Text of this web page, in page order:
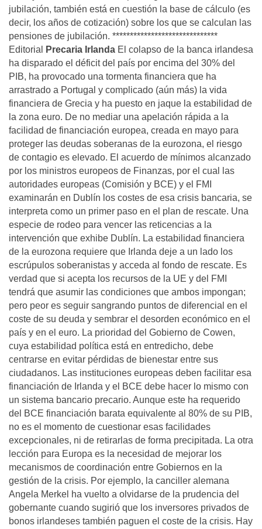
jubilación, también está en cuestión la base de cálculo (es
decir, los años de cotización) sobre los que se calculan las
pensiones de jubilación. ******************************
Editorial
Precaria Irlanda El colapso de la banca irlandesa
ha disparado el déficit del país por encima del 30% del
PIB, ha provocado una tormenta financiera que ha
arrastrado a Portugal y complicado (aún más) la vida
financiera de Grecia y ha puesto en jaque la estabilidad de
la zona euro. De no mediar una apelación rápida a la
facilidad de financiación europea, creada en mayo para
proteger las deudas soberanas de la eurozona, el riesgo
de contagio es elevado. El acuerdo de mínimos alcanzado
por los ministros europeos de Finanzas, por el cual las
autoridades europeas (Comisión y BCE) y el FMI
examinarán en Dublín los costes de esa crisis bancaria, se
interpreta como un primer paso en el plan de rescate. Una
especie de rodeo para vencer las reticencias a la
intervención que exhibe Dublín. La estabilidad financiera
de la eurozona requiere que Irlanda deje a un lado los
escrúpulos soberanistas y acceda al fondo de rescate. Es
verdad que si acepta los recursos de la UE y del FMI
tendrá que asumir las condiciones que ambos impongan;
pero peor es seguir sangrando puntos de diferencial en el
coste de su deuda y sembrar el desorden económico en el
país y en el euro. La prioridad del Gobierno de Cowen,
cuya estabilidad política está en entredicho, debe
centrarse en evitar pérdidas de bienestar entre sus
ciudadanos. Las instituciones europeas deben facilitar esa
financiación de Irlanda y el BCE debe hacer lo mismo con
un sistema bancario precario. Aunque este ha requerido
del BCE financiación barata equivalente al 80% de su PIB,
no es el momento de cuestionar esas facilidades
excepcionales, ni de retirarlas de forma precipitada. La otra
lección para Europa es la necesidad de mejorar los
mecanismos de coordinación entre Gobiernos en la
gestión de la crisis. Por ejemplo, la canciller alemana
Angela Merkel ha vuelto a olvidarse de la prudencia del
gobernante cuando sugirió que los inversores privados de
bonos irlandeses también paguen el coste de la crisis. Hay